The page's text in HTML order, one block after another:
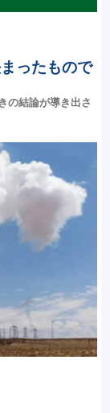
ったもので
の結論が導き出さ